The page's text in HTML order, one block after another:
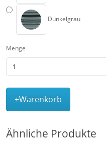
Dunkelgrau
Menge
+Warenkorb
Ähnliche Produkte